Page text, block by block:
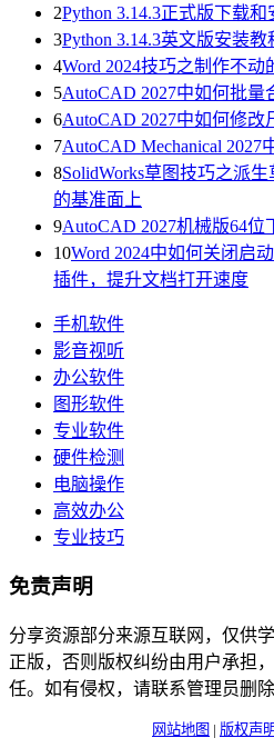
2Python 3.14.3正式版下载
3Python 3.14.3英文版安装
4Word 2024技巧之制作不动
5AutoCAD 2027中如何批量
6AutoCAD 2027中如何修改
7AutoCAD Mechanical
8SolidWorks草图技巧之派
的基准面上
9AutoCAD 2027机械版64位
10Word 2024中如何关闭启
插件，提升文档打开速度
手机软件
影音视听
办公软件
图形软件
专业软件
硬件检测
电脑操作
高效办公
专业技巧
免责声明
分享资源部分来源互联网，仅供
正版，否则版权纠纷由用户承担
任。如有侵权，请联系管理员删除
网站地图 | 版权声